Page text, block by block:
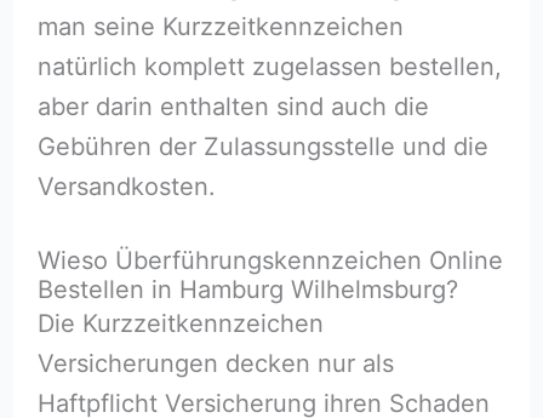
man seine Kurzzeitkennzeichen
natürlich komplett zugelassen bestellen,
aber darin enthalten sind auch die
Gebühren der Zulassungsstelle und die
Versandkosten.
Wieso Überführungskennzeichen Online
Bestellen in Hamburg Wilhelmsburg?
Die Kurzzeitkennzeichen
Versicherungen decken nur als
Haftpflicht Versicherung ihren Schaden